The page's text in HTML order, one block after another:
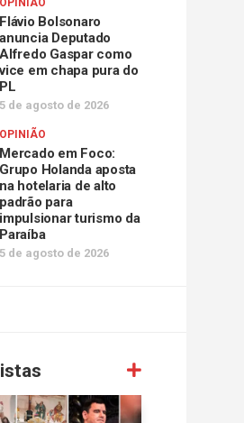
OPINIÃO
Flávio Bolsonaro
anuncia Deputado
Alfredo Gaspar como
vice em chapa pura do
PL
5 de agosto de 2026
OPINIÃO
Mercado em Foco:
Grupo Holanda aposta
na hotelaria de alto
padrão para
impulsionar turismo da
Paraíba
5 de agosto de 2026